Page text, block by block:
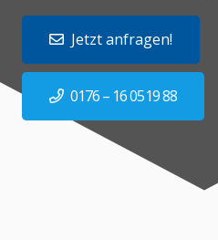
Jetzt anfragen!
0176 – 16 0519 88